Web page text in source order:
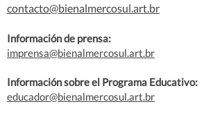
contacto@bienalmercosul.art.br
Información de prensa:
imprensa@bienalmercosul.art.br
Información sobre el Programa Educativo:
educador@bienalmercosul.art.br